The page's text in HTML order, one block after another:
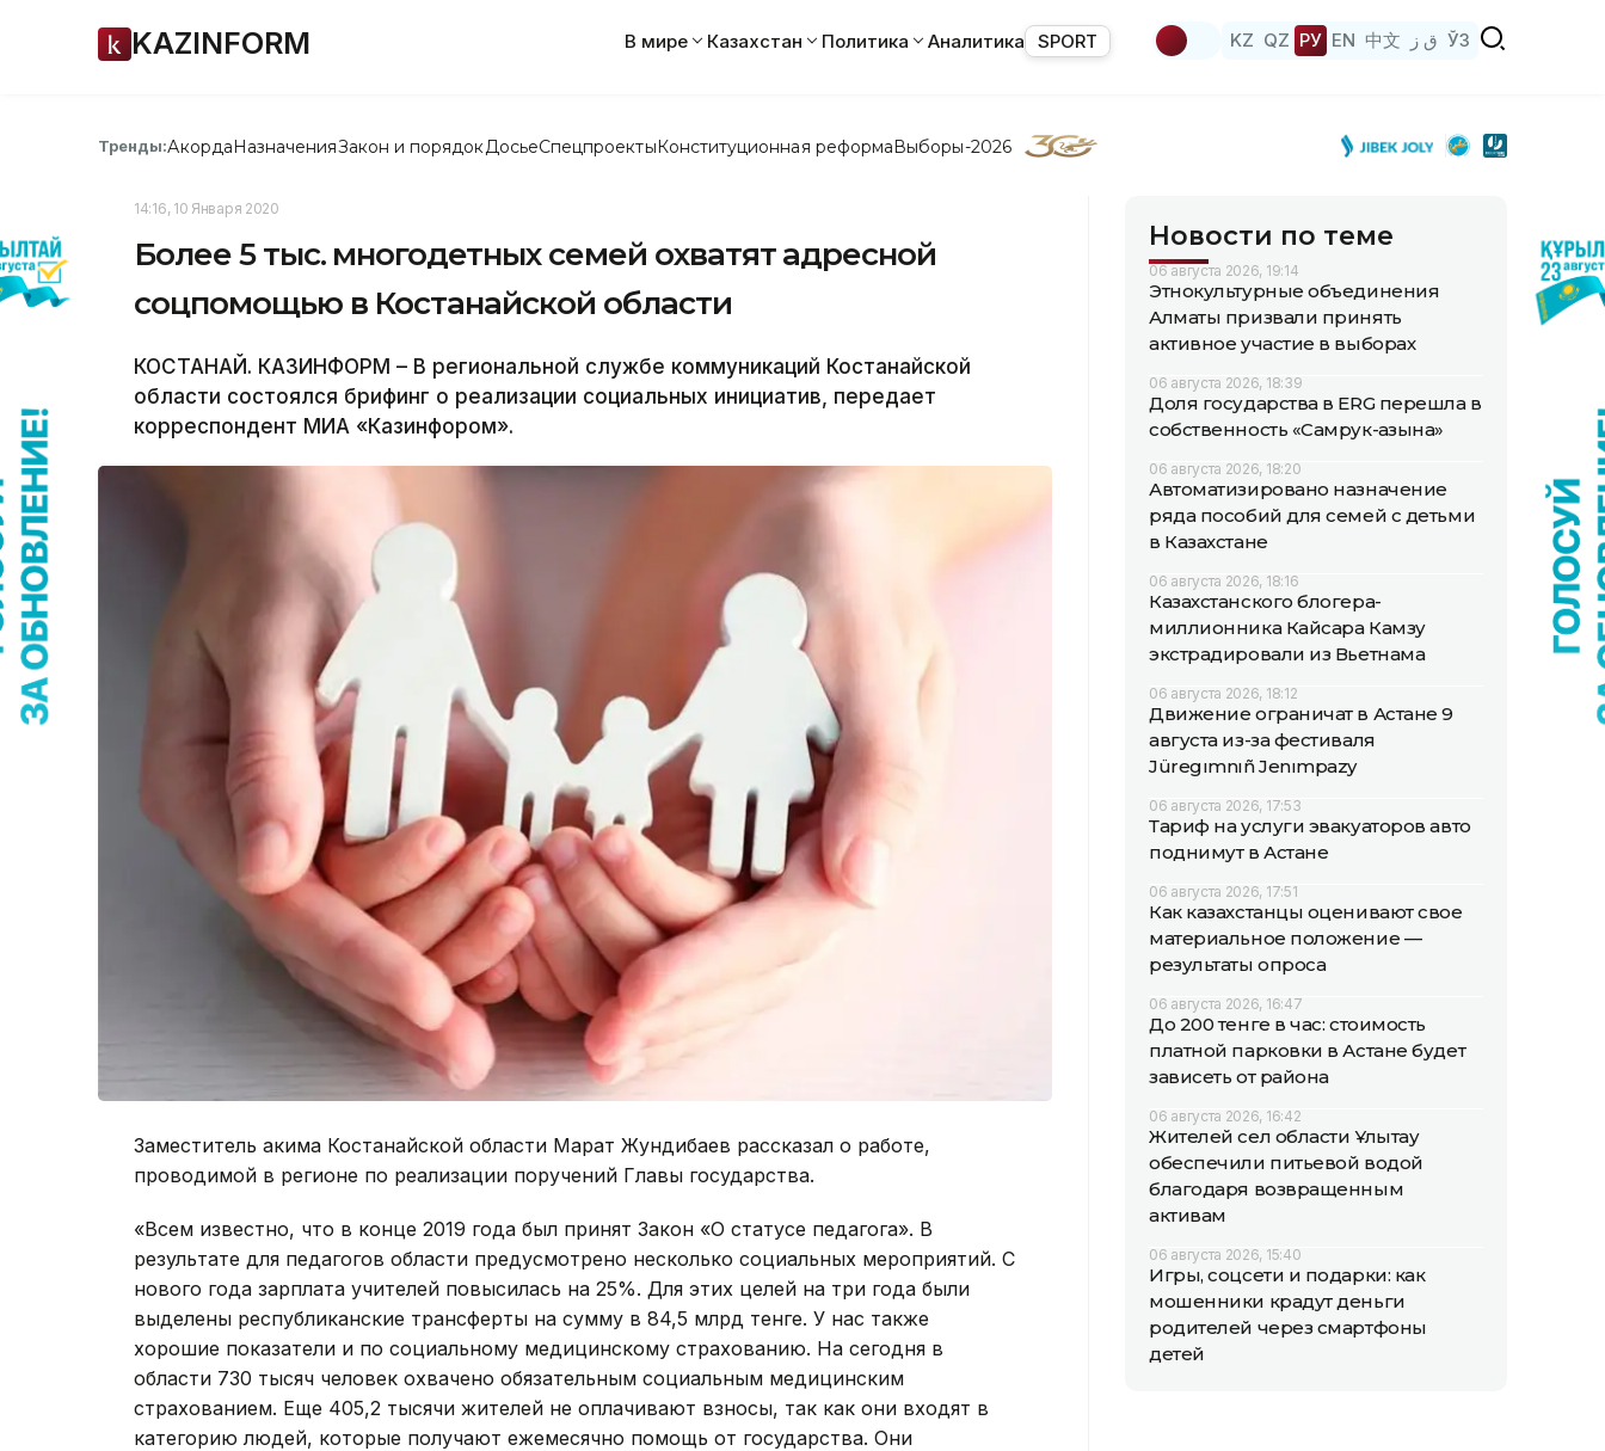
KAZINFORM В мире Казахстан Политика Аналитика SPORT KZ QZ РУ EN 中文 ق ز ЎЗ
Тренды:АкордаНазначенияЗакон и порядок ДосьеСпецпроектыКонституционная реформаВыборы-2026
14:16, 10 Января 2020
Более 5 тыс. многодетных семей охватят адресной
соцпомощью в Костанайской области
КОСТАНАЙ. КАЗИНФОРМ – В региональной службе коммуникаций Костанайской
области состоялся брифинг о реализации социальных инициатив, передает
корреспондент МИА «Казинфором».
Заместитель акима Костанайской области Марат Жундибаев рассказал о работе,
проводимой в регионе по реализации поручений Главы государства.
«Всем известно, что в конце 2019 года был принят Закон «О статусе педагога». В
результате для педагогов области предусмотрено несколько социальных мероприятий. С
нового года зарплата учителей повысилась на 25%. Для этих целей на три года были
выделены республиканские трансферты на сумму в 84,5 млрд тенге. У нас также
хорошие показатели и по социальному медицинскому страхованию. На сегодня в
области 730 тысяч человек охвачено обязательным социальным медицинским
страхованием. Еще 405,2 тысячи жителей не оплачивают взносы, так как они входят в
категорию людей, которые получают ежемесячно помощь от государства. Они
Новости по теме
06 августа 2026, 19:14
Этнокультурные объединения
Алматы призвали принять
активное участие в выборах
06 августа 2026, 18:39
Доля государства в ERG перешла в
собственность «Самрук-Қазына»
06 августа 2026, 18:20
Автоматизировано назначение
ряда пособий для семей с детьми
в Казахстане
06 августа 2026, 18:16
Казахстанского блогера-
миллионника Кайсара Камзу
экстрадировали из Вьетнама
06 августа 2026, 18:12
Движение ограничат в Астане 9
августа из-за фестиваля
Jüregımnıñ Jenımpazy
06 августа 2026, 17:53
Тариф на услуги эвакуаторов авто
поднимут в Астане
06 августа 2026, 17:51
Как казахстанцы оценивают свое
материальное положение —
результаты опроса
06 августа 2026, 16:47
До 200 тенге в час: стоимость
платной парковки в Астане будет
зависеть от района
06 августа 2026, 16:42
Жителей сел области Ұлытау
обеспечили питьевой водой
благодаря возвращенным
активам
06 августа 2026, 15:40
Игры, соцсети и подарки: как
мошенники крадут деньги
родителей через смартфоны
детей